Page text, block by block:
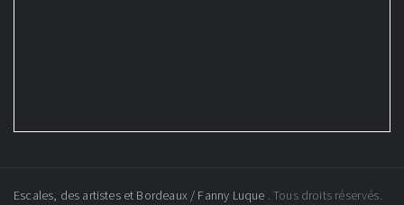
Escales, des artistes et Bordeaux / Fanny Luque . Tous droits réservés.